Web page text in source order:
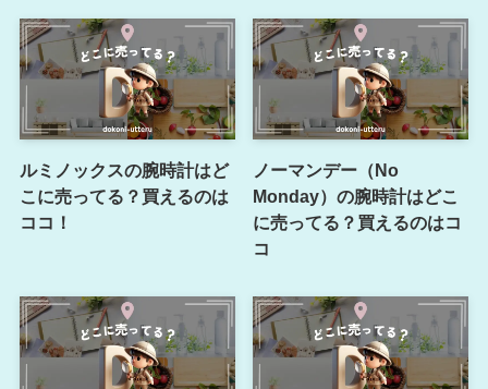
ルミノックスの腕時計はど
こに売ってる？買えるのは
ココ！
ノーマンデー（No
Monday）の腕時計はどこ
に売ってる？買えるのはコ
コ